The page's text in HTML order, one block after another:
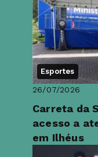
Esportes
26/07/2026
Carreta da
acesso a
em Ilhéus